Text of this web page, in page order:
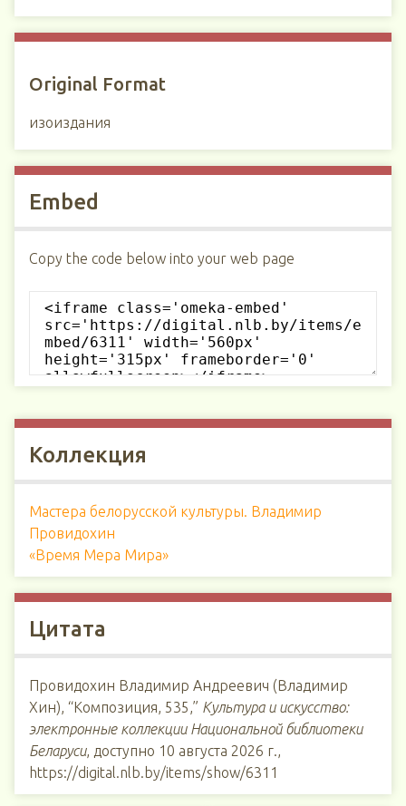
Original Format
изоиздания
Embed
Copy the code below into your web page
Коллекция
Мастера белорусской культуры. Владимир
Провидохин
«Время Мера Мира»
Цитата
Провидохин Владимир Андреевич (Владимир
Хин), “Композиция, 535,” Культура и искусство:
электронные коллекции Национальной библиотеки
Беларуси, доступно 10 августа 2026 г.,
https://digital.nlb.by/items/show/6311